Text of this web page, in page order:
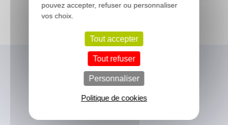
Vous avez besoin
d'un conseil ?
pouvez accepter, refuser ou personnaliser
vos choix.
Tout accepter
Tout refuser
Personnaliser
Politique de cookies